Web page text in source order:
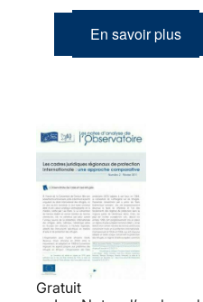
En savoir plus
Gratuit